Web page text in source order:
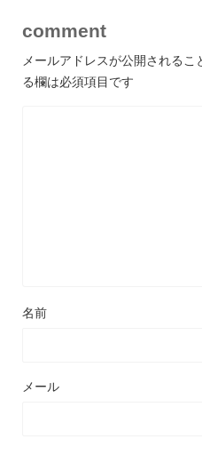
comment
メールアドレスが公開されるこ
る欄は必須項目です
名前
メール